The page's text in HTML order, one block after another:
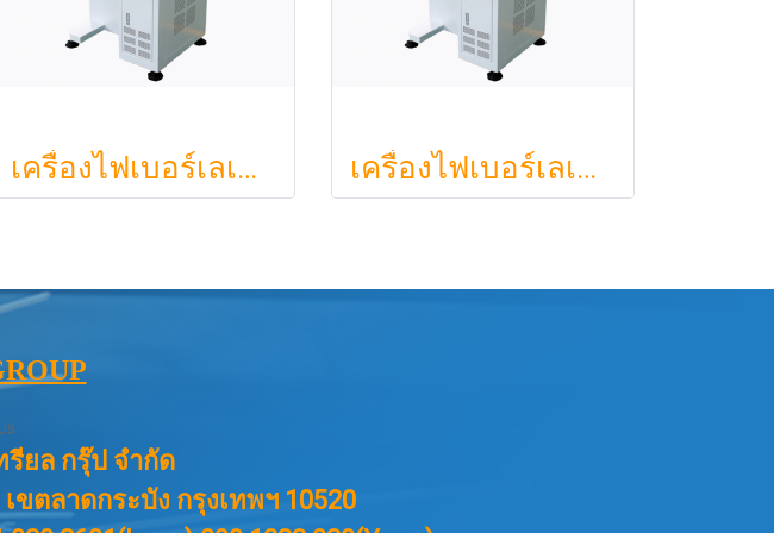
เครื่องไฟเบอร์เลเซอร์สำหรับโลหะและอโลหะ เครื่องไฟเบอร์เลเซอร์สำหรับโลหะและอโลหะ
ยล กรุ๊ป จำกัด
ตลาดกระบัง กรุงเทพฯ 10520